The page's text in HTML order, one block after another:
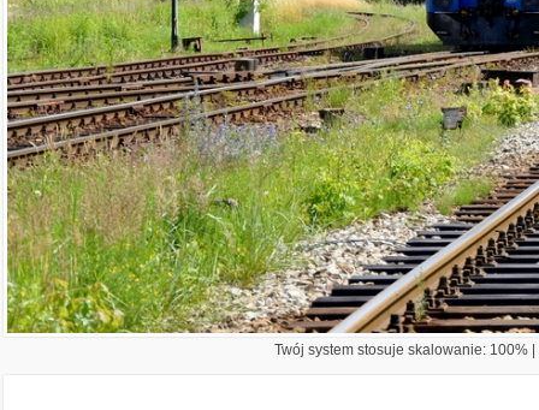
Twój system stosuje skalowanie: 100%